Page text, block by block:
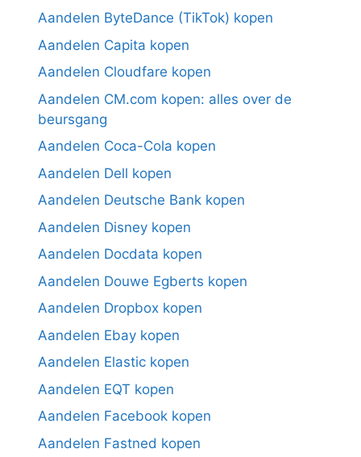
Aandelen ByteDance (TikTok) kopen
Aandelen Capita kopen
Aandelen Cloudfare kopen
Aandelen CM.com kopen: alles over de
beursgang
Aandelen Coca-Cola kopen
Aandelen Dell kopen
Aandelen Deutsche Bank kopen
Aandelen Disney kopen
Aandelen Docdata kopen
Aandelen Douwe Egberts kopen
Aandelen Dropbox kopen
Aandelen Ebay kopen
Aandelen Elastic kopen
Aandelen EQT kopen
Aandelen Facebook kopen
Aandelen Fastned kopen